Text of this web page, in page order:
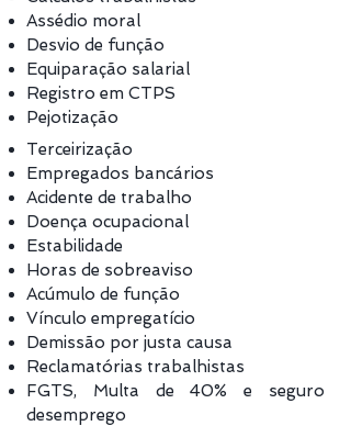
Assédio moral
Desvio de função
Equiparação salarial
Registro em CTPS
Pejotização
Terceirização
Empregados bancários
Acidente de trabalho
Doença ocupacional
Estabilidade
Horas de sobreaviso
Acúmulo de função
Vínculo empregatício
Demissão por justa causa
Reclamatórias trabalhistas
FGTS, Multa de 40% e seguro
desemprego